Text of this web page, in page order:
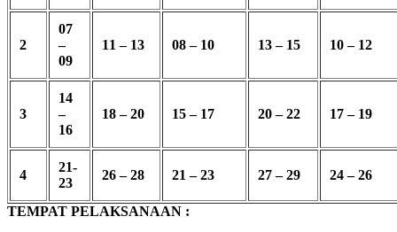
2
07
–
09
11 – 13 08 – 10 13 – 15 10 – 12
3
14
–
16
18 – 20 15 – 17 20 – 22 17 – 19
4
21-
23
26 – 28 21 – 23 27 – 29 24 – 26
TEMPAT PELAKSANAAN :